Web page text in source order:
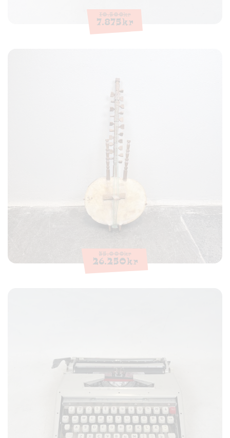
10.500kr
7.875kr
35.000kr
26.250kr